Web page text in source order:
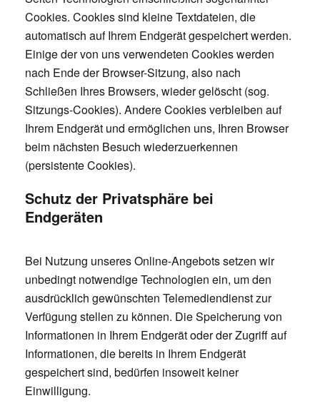
Cookies. Cookies sind kleine Textdateien, die
automatisch auf Ihrem Endgerät gespeichert werden.
Einige der von uns verwendeten Cookies werden
nach Ende der Browser-Sitzung, also nach
Schließen Ihres Browsers, wieder gelöscht (sog.
Sitzungs-Cookies). Andere Cookies verbleiben auf
Ihrem Endgerät und ermöglichen uns, Ihren Browser
beim nächsten Besuch wiederzuerkennen
(persistente Cookies).
Schutz der Privatsphäre bei
Endgeräten
Bei Nutzung unseres Online-Angebots setzen wir
unbedingt notwendige Technologien ein, um den
ausdrücklich gewünschten Telemediendienst zur
Verfügung stellen zu können. Die Speicherung von
Informationen in Ihrem Endgerät oder der Zugriff auf
Informationen, die bereits in Ihrem Endgerät
gespeichert sind, bedürfen insoweit keiner
Einwilligung.